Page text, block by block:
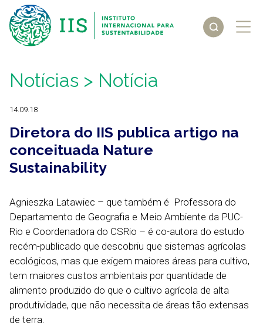
Notícias > Notícia
14.09.18
Diretora do IIS publica artigo na
conceituada Nature
Sustainability
Agnieszka Latawiec – que também é Professora do
Departamento de Geografia e Meio Ambiente da PUC-
Rio e Coordenadora do CSRio – é co-autora do estudo
recém-publicado que descobriu que sistemas agrícolas
ecológicos, mas que exigem maiores áreas para cultivo,
tem maiores custos ambientais por quantidade de
alimento produzido do que o cultivo agrícola de alta
produtividade, que não necessita de áreas tão extensas
de terra.